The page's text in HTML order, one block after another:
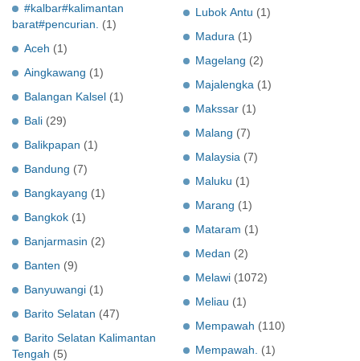
#kalbar#kalimantan
barat#pencurian.
(1)
Aceh (1)
Aingkawang (1)
Balangan Kalsel (1)
Bali (29)
Balikpapan (1)
Bandung (7)
Bangkayang (1)
Bangkok (1)
Banjarmasin (2)
Banten (9)
Banyuwangi (1)
Barito Selatan (47)
Barito Selatan Kalimantan
Tengah (5)
Lubok Antu (1)
Madura (1)
Magelang (2)
Majalengka (1)
Makssar (1)
Malang (7)
Malaysia (7)
Maluku (1)
Marang (1)
Mataram (1)
Medan (2)
Melawi (1072)
Meliau (1)
Mempawah (110)
Mempawah.
(1)